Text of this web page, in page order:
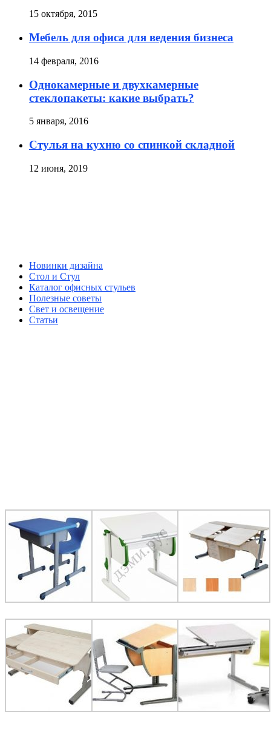
15 октября, 2015
Мебель для офиса для ведения бизнеса
14 февраля, 2016
Однокамерные и двухкамерные
стеклопакеты: какие выбрать?
5 января, 2016
Стулья на кухню со спинкой складной
12 июня, 2019
Новинки дизайна
Стол и Стул
Каталог офисных стульев
Полезные советы
Свет и освещение
Статьи